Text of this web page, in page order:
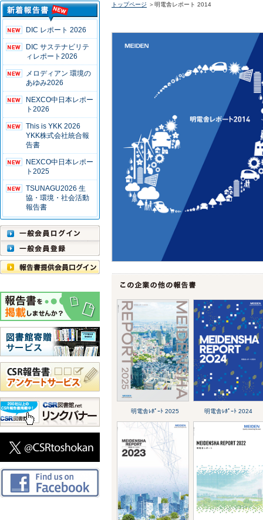
DIC レポート 2026
DIC サステナビリテ
ィレポート2026
メロディアン 環境の
あゆみ2026
NEXCO中日本レポー
ト2026
This is YKK 2026
YKK株式会社統合報
告書
NEXCO中日本レポー
ト2025
TSUNAGU2026 生
協・環境・社会活動
報告書
トップページ ＞明電舎レポート 2014
明電舎ﾚﾎﾟｰﾄ 2025 明電舎ﾚﾎﾟｰﾄ 2024